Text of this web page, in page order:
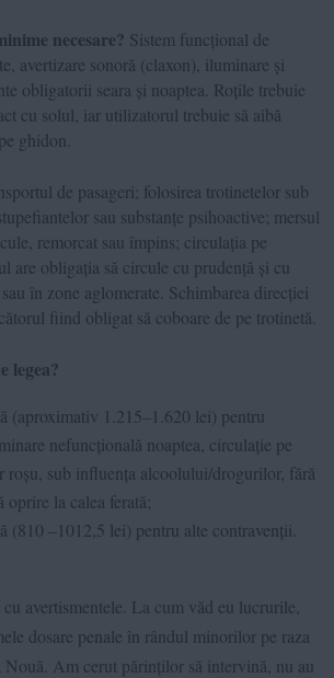
necesare? Sistem funcțional de
avertizare sonoră (claxon), iluminare și
obligatorii seara și noaptea. Roțile trebuie
cu solul, iar utilizatorul trebuie să aibă
ghidon.
de pasageri; folosirea trotinetelor sub
sau substanțe psihoactive; mersul
remorcat sau împins; circulația pe
are obligația să circule cu prudență și cu
în zone aglomerate. Schimbarea direcției
fiind obligat să coboare de pe trotinetă.
legea?
(aproximativ 1.215–1.620 lei) pentru
nefuncțională noaptea, circulație pe
roșu, sub influența alcoolului/drogurilor, fără
oprire la calea ferată;
(810 –1012,5 lei) pentru alte contravenții.
cu avertismentele. La cum văd eu lucrurile,
dosare penale în rândul minorilor pe raza
Am cerut părinților să intervină, nu au